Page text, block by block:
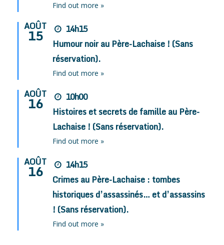
Find out more »
AOÛT
15
14h15
Humour noir au Père-Lachaise ! (Sans
réservation).
Find out more »
AOÛT
16
10h00
Histoires et secrets de famille au Père-
Lachaise ! (Sans réservation).
Find out more »
AOÛT
16
14h15
Crimes au Père-Lachaise : tombes
historiques d’assassinés… et d’assassins
! (Sans réservation).
Find out more »